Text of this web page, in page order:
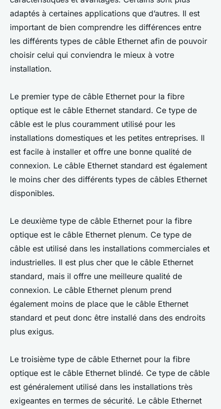
adaptés à certaines applications que d’autres. Il est
important de bien comprendre les différences entre
les différents types de câble Ethernet afin de pouvoir
choisir celui qui conviendra le mieux à votre
installation.
Le premier type de câble Ethernet pour la fibre
optique est le câble Ethernet standard. Ce type de
câble est le plus couramment utilisé pour les
installations domestiques et les petites entreprises. Il
est facile à installer et offre une bonne qualité de
connexion. Le câble Ethernet standard est également
le moins cher des différents types de câbles Ethernet
disponibles.
Le deuxième type de câble Ethernet pour la fibre
optique est le câble Ethernet plenum. Ce type de
câble est utilisé dans les installations commerciales et
industrielles. Il est plus cher que le câble Ethernet
standard, mais il offre une meilleure qualité de
connexion. Le câble Ethernet plenum prend
également moins de place que le câble Ethernet
standard et peut donc être installé dans des endroits
plus exigus.
Le troisième type de câble Ethernet pour la fibre
optique est le câble Ethernet blindé. Ce type de câble
est généralement utilisé dans les installations très
exigeantes en termes de sécurité. Le câble Ethernet